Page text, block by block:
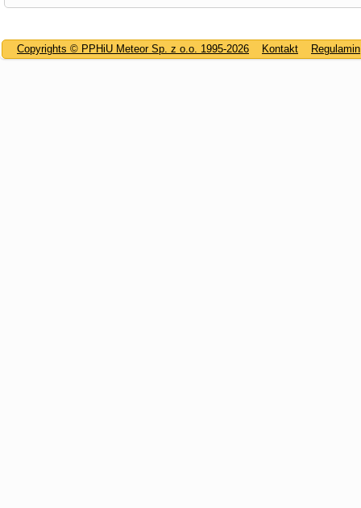
Copyrights © PPHiU Meteor Sp. z o.o. 1995-2026 Kontakt Regulamin